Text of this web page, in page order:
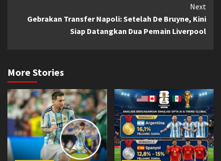
Next
Gebrakan Transfer Napoli: Setelah De Bruyne, Kini
Siap Datangkan Dua Pemain Liverpool
More Stories